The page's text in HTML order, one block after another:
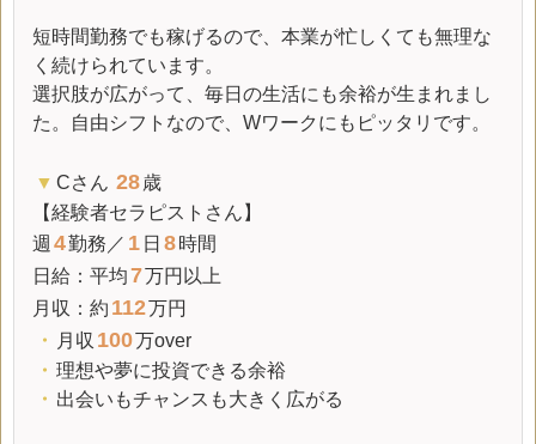
短時間勤務でも稼げるので、本業が忙しくても無理な
く続けられています。
選択肢が広がって、毎日の生活にも余裕が生まれまし
た。自由シフトなので、Wワークにもピッタリです。
▼ Cさん 28歳
【経験者セラピストさん】
週 4勤務／ 1 日 8時間
日給 ：平均7万円以上
月収 ：約 112万円
・
月収 100万over
・ 理想や夢に投資できる余裕
・ 出会いもチャンスも大きく広がる